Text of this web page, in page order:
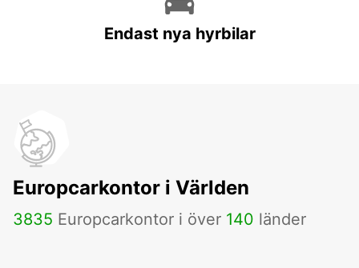
Endast nya hyrbilar
Europcarkontor i Världen
3835 Europcarkontor i över 140 länder